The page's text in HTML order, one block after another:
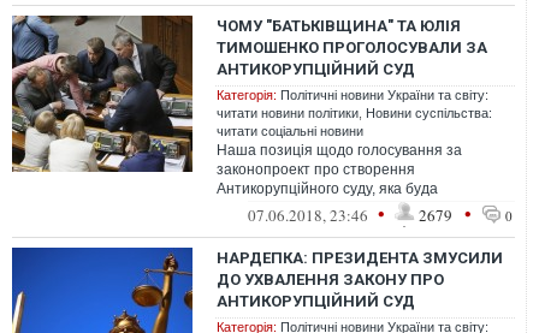
ЧОМУ "БАТЬКІВЩИНА" ТА ЮЛІЯ
ТИМОШЕНКО ПРОГОЛОСУВАЛИ ЗА
АНТИКОРУПЦІЙНИЙ СУД
Категорія: Політичні новини України та світу:
читати новини політики Новини суспільства:
читати соціальні новини
Наша позиція щодо голосування за
законопроект про створення
Антикорупційного суду, яка буда
викладена тут.
07.06.2018, 23:46 • 2679 • 0
НАРДЕПКА: ПРЕЗИДЕНТА ЗМУСИЛИ
ДО УХВАЛЕННЯ ЗАКОНУ ПРО
АНТИКОРУПЦІЙНИЙ СУД
Категорія: Політичні новини України та світу: